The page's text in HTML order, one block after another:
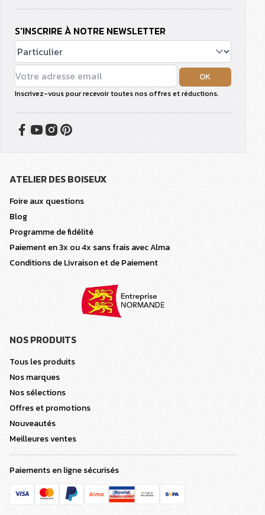
S'INSCRIRE À NOTRE NEWSLETTER
OK
Inscrivez-vous pour recevoir toutes nos offres et réductions.
ATELIER DES BOISEUX
Foire aux questions
Blog
Programme de fidélité
Paiement en 3x ou 4x sans frais avec Alma
Conditions de Livraison et de Paiement
NOS PRODUITS
Tous les produits
Nos marques
Nos sélections
Offres et promotions
Nouveautés
Meilleures ventes
Paiements en ligne sécurisés